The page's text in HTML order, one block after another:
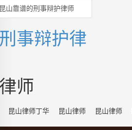
山靠谱的刑事辩护律师
事辩护律
师
昆山律师丁华 昆山律师 昆山律师